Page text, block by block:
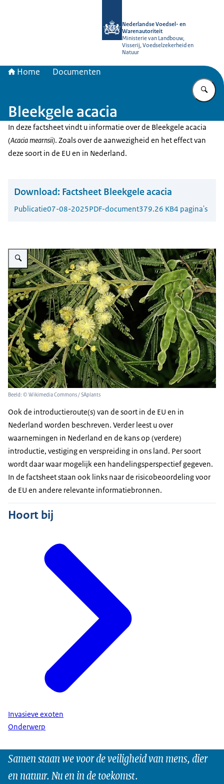
Nederlandse Voedsel- en
Warenautoriteit
Ministerie van Landbouw,
Visserij, Voedselzekerheid en
Natuur
Home Documenten
Bleekgele acacia
In deze factsheet vindt u informatie over de Bleekgele acacia
(Acacia mearnsii). Zoals over de aanwezigheid en het effect van
deze soort in de EU en in Nederland.
Download: Factsheet Bleekgele acacia
Publicatie07-08-2025PDF-document379.26 KB4 pagina's
Vergroot afbeelding Bleekgele acacia
Beeld: © Wikimedia Commons / SAplants
Ook de introductieroute(s) van de soort in de EU en in
Nederland worden beschreven. Verder leest u over
waarnemingen in Nederland en de kans op (verdere)
introductie, vestiging en verspreiding in ons land. Per soort
wordt daar waar mogelijk een handelingsperspectief gegeven.
In de factsheet staan ook links naar de risicobeoordeling voor
de EU en andere relevante informatiebronnen.
Hoort bij
Invasieve exoten
Onderwerp
Samen staan we voor de veiligheid van mens, dier
en natuur. Nu en in de toekomst.